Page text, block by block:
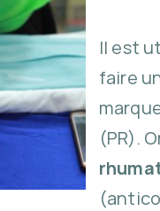
Il est
faire
(PR).